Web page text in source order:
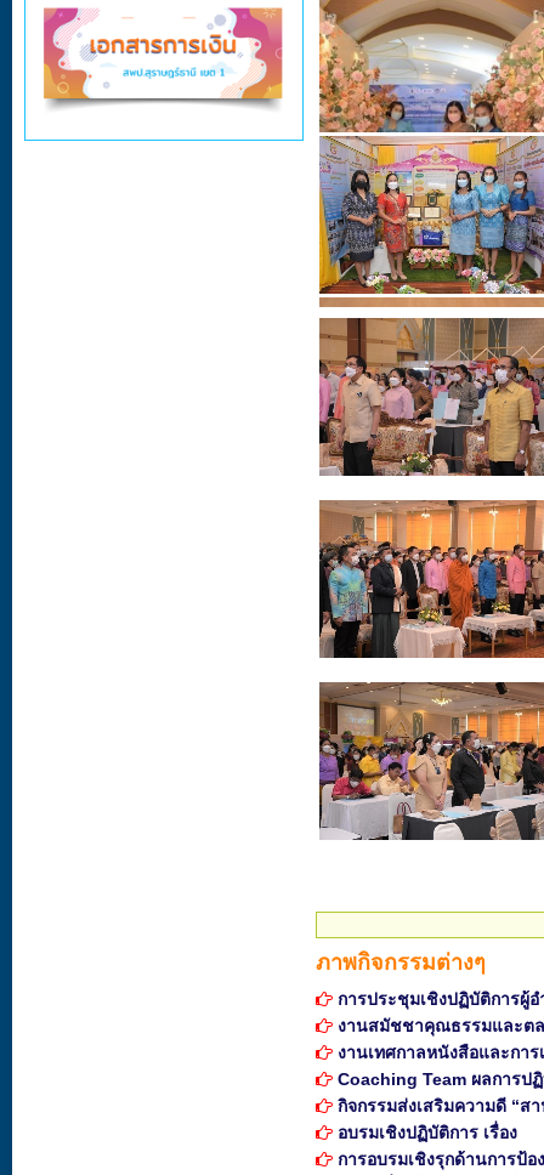
ภาพกิจกรรมต่างๆ
การประชุมเชิงปฏิบัติการผู้
งานสมัชชาคุณธรรมและต
งานเทศกาลหนังสือและกา
Coaching Team ผลการป
กิจกรรมส่งเสริมความดี “ส
อบรมเชิงปฏิบัติการ เรื่อง
การอบรมเชิงรุกด้านการป้